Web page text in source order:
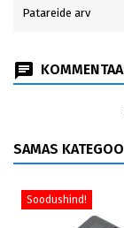
Patareide arv
SAMAS
Soodushind!